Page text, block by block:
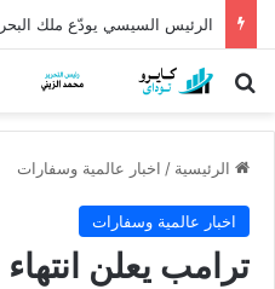
بحث عن
الرئيسية / اخبار عالمية وسفارات
اخبار عالمية وسفارات
ترامب يعلن